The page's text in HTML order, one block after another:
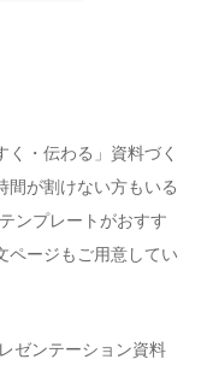
・伝わる」資料づく
間が割けない方もいる
ンプレートがおすす
ページもご用意してい
ゼンテーション資料